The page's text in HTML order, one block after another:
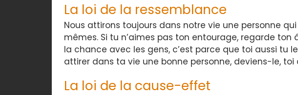
La loi de la ressemblance
Nous attirons toujours dans notre vie une personne
mêmes. Si tu n’aimes pas ton entourage, regarde ton
la chance avec les gens, c’est parce que toi aussi tu
attirer dans ta vie une bonne personne, deviens-le, toi
La loi de la cause-effet